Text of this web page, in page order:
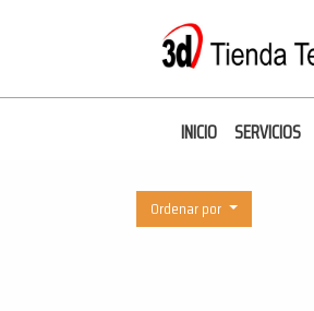
INICIO SERVICIOS
Ordenar por